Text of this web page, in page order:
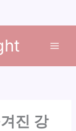
진 강